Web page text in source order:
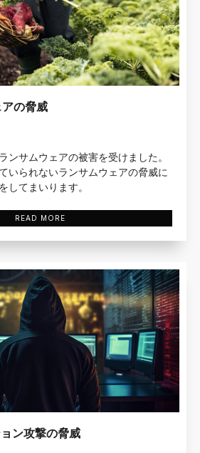
の脅威
ンサムウェアの被害を受けました。
いられないランサムウェアの脅威に
してまいります。
ン攻撃の脅威